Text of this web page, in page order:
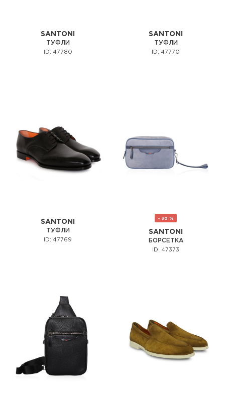
SANTONI
ТУФЛИ
ID: 47780
SANTONI
ТУФЛИ
ID: 47770
SANTONI
ТУФЛИ
ID: 47769
- 30 %
SANTONI
БОРСЕТКА
ID: 47373